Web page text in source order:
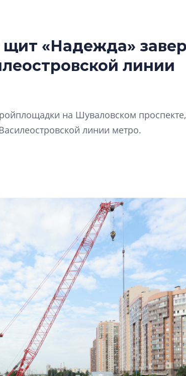
щит «Надежда»
линии
на Шуваловском проспекте,
линии метро.
от